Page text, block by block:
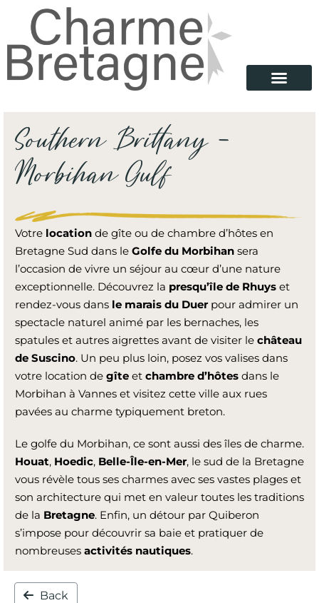
Southern Brittany –
Morbihan Gulf
Votre location de gîte ou de chambre d’hôtes en
Bretagne Sud dans le Golfe du Morbihan sera
l’occasion de vivre un séjour au cœur d’une nature
exceptionnelle. Découvrez la presqu’île de Rhuys et
rendez-vous dans le marais du Duer pour admirer un
spectacle naturel animé par les bernaches, les
spatules et autres aigrettes avant de visiter le château
de Suscino. Un peu plus loin, posez vos valises dans
votre location de gîte et chambre d’hôtes dans le
Morbihan à Vannes et visitez cette ville aux rues
pavées au charme typiquement breton.
Le golfe du Morbihan, ce sont aussi des îles de charme.
Houat, Hoedic, Belle-Île-en-Mer, le sud de la Bretagne
vous révèle tous ses charmes avec ses vastes plages et
son architecture qui met en valeur toutes les traditions
de la Bretagne. Enfin, un détour par Quiberon
s’impose pour découvrir sa baie et pratiquer de
nombreuses activités nautiques.
Back